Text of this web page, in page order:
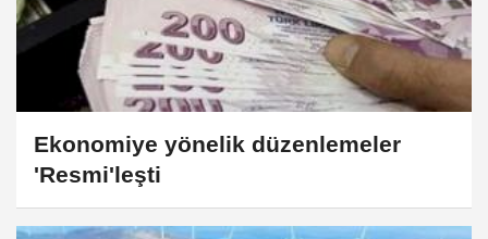
Ekonomiye yönelik düzenlemeler
'Resmi'leşti